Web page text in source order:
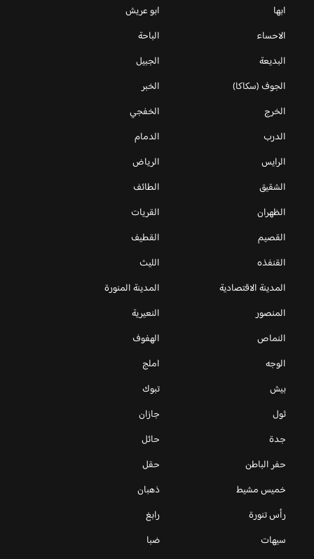
ابها
ابو عريش
الاحساء
الباحة
البديعة
الجبيل
الجوف (سكاكا)
الخبر
الخرج
الخفجي
الدرب
الدمام
الرايس
الرياض
الشقيق
الطائف
الظهران
القريات
القصيم
القطيف
القنفذه
الليث
المدينة الاقتصادية
المدينة المنورة
المنصور
النعيرية
النماص
الهفوف
الوجه
املج
بيش
تبوك
ثول
جازان
جدة
حائل
حفر الباطن
حقل
خميس مشيط
ذهبان
رأس تنورة
رابغ
سيهات
ضبا